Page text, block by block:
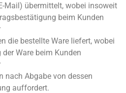
Mail) übermittelt, wobei insoweit
beim Kunden
die bestellte Ware liefert, wobei
Ware beim Kunden
nach Abgabe von dessen
auffordert.